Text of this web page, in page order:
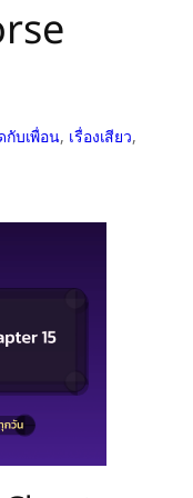
กับเพื่อน, เรื่องเสียว